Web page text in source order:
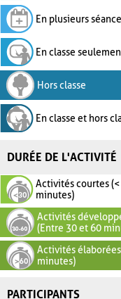
En plusieurs
En classe
Hors classe
En classe et hors
DURÉE DE L'ACTIVITÉ
Activités courtes
minutes)
Activités
(Entre 30 et 60
Activités
minutes)
PARTICIPANTS